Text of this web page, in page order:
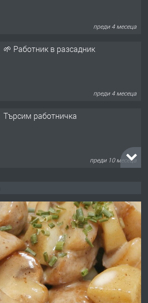
преди 4 месеца
🌱 Работник в разсадник
преди 4 месеца
Търсим работничка
преди 10 месеца
преди 1 година
Работа за общи работници
преди 1 година